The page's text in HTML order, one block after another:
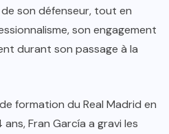
son défenseur, tout en
son engagement
durant son passage à la
formation du Real Madrid en
ans, Fran García a gravi les